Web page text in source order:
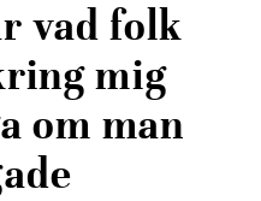
vad folk
mig
om man